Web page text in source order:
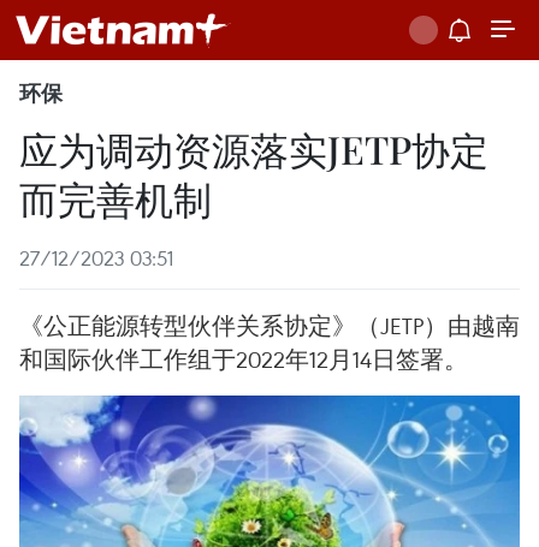
环保
应为调动资源落实JETP协定
而完善机制
27/12/2023 03:51
《公正能源转型伙伴关系协定》（JETP）由越南
和国际伙伴工作组于2022年12月14日签署。